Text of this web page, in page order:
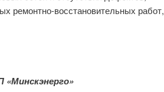
ремонтно-восстановительных работ,